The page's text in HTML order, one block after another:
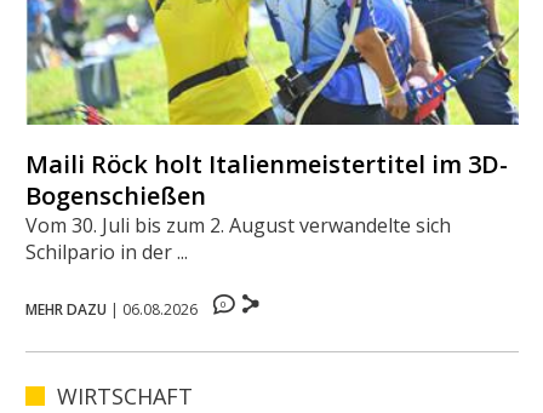
Maili Röck holt Italienmeistertitel im 3D-
Bogenschießen
Vom 30. Juli bis zum 2. August verwandelte sich
Schilpario in der ...
MEHR DAZU | 06.08.2026 0
WIRTSCHAFT